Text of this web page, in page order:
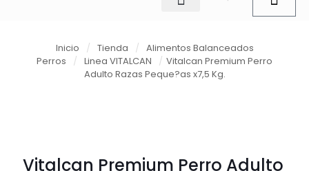
Inicio / Tienda / Alimentos Balanceados
Perros
/ Linea VITALCAN / Vitalcan Premium Perro
Adulto Razas Peque?as x7,5 Kg.
Vitalcan Premium Perro Adulto